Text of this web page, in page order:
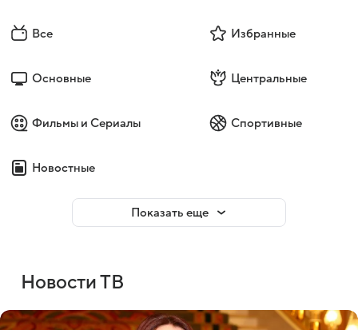
Все Избранные
Основные Центральные
Фильмы и Сериалы Спортивные
Новостные
Показать еще
Новости ТВ